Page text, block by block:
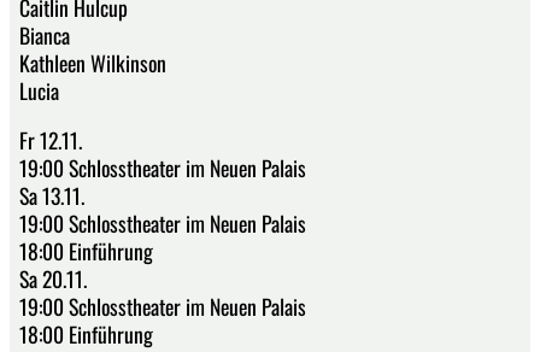
Caitlin Hulcup
Bianca
Kathleen Wilkinson
Lucia
Fr 12.11.
19:00 Schlosstheater im Neuen Palais
Sa 13.11.
19:00 Schlosstheater im Neuen Palais
18:00 Einführung
Sa 20.11.
19:00 Schlosstheater im Neuen Palais
18:00 Einführung